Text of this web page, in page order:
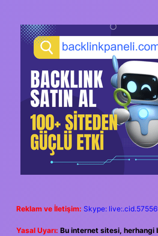
Reklam ve İletişim: Skype:
Yasal Uyarı: Bu internet sitesi, herhangi